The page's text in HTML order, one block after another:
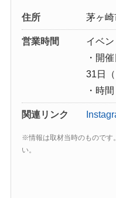
住所 茅ヶ崎
営業時間
イベ
・開
31日（
・時
関連リンク
※情報は取材当時のものです
い。